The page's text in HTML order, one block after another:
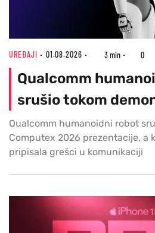
UREĐAJI 01.08.2026 3 min 0
Qualcomm
srušio tokom
Qualcomm humanoidni robot
Computex 2026 prezentacije, a
pripisala grešci u komunikaciji